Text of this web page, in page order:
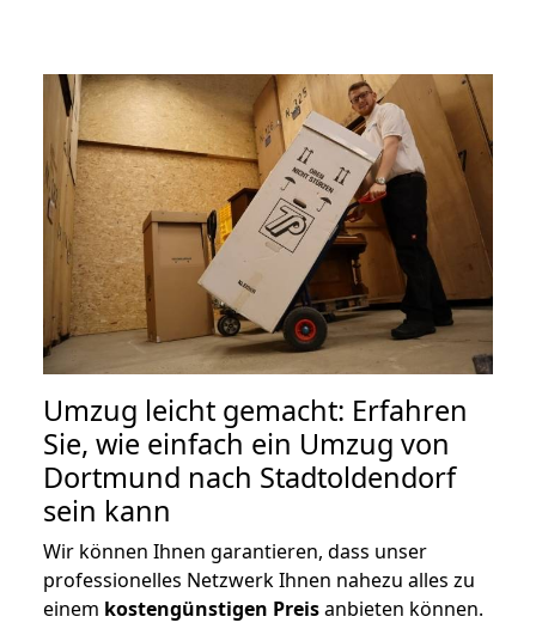
Umzug leicht gemacht: Erfahren
Sie, wie einfach ein Umzug von
Dortmund nach Stadtoldendorf
sein kann
Wir können Ihnen garantieren, dass unser
professionelles Netzwerk Ihnen nahezu alles zu
einem kostengünstigen Preisanbieten können.